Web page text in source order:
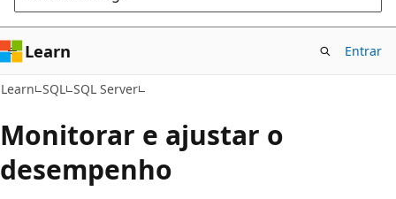
Learn Entrar
Learn SQL SQL Server
Monitorar e ajustar o
desempenho